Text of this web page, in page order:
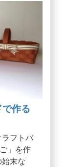
作る
フトバ
」を作
末な